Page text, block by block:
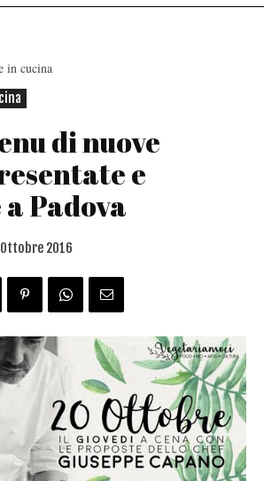
in cucina
di nuove
e
Padova
2016